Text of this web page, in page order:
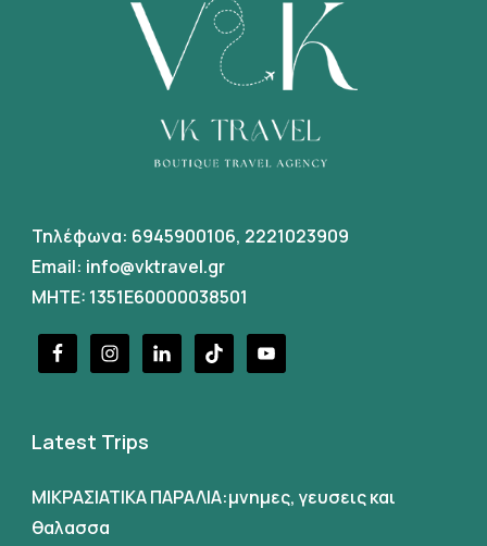
Τηλέφωνα: 6945900106, 2221023909
Email: info@vktravel.gr
MHTE: 1351E60000038501
Latest Trips
ΜΙΚΡΑΣΙΑΤΙΚΑ ΠΑΡΑΛΙΑ:μνημες, γευσεις και
θαλασσα